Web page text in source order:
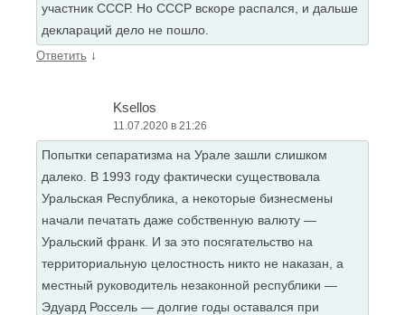
участник СССР. Но СССР вскоре распался, и дальше
деклараций дело не пошло.
Ответить ↓
Ksellos
11.07.2020 в 21:26
Попытки сепаратизма на Урале зашли слишком
далеко. В 1993 году фактически существовала
Уральская Республика, а некоторые бизнесмены
начали печатать даже собственную валюту —
Уральский франк. И за это посягательство на
территориальную целостность никто не наказан, а
местный руководитель незаконной республики —
Эдуард Россель — долгие годы оставался при